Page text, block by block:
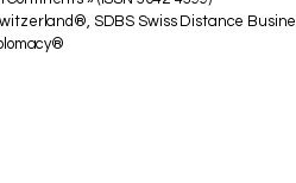
SDBS Swiss Distance